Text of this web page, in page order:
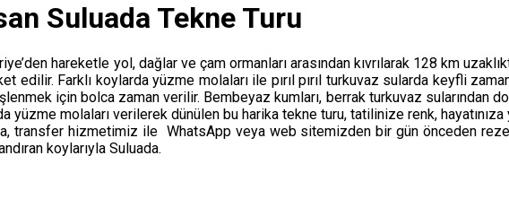
Suluada Tekne Turu
hareketle yol, dağlar ve çam ormanları arasından kıvrılarak 128 km
edilir. Farklı koylarda yüzme molaları ile pırıl pırıl turkuvaz sularda keyfli
için bolca zaman verilir. Bembeyaz kumları, berrak turkuvaz sularından
yüzme molaları verilerek dünülen bu harika tekne turu, tatilinize renk, hayatınıza
transfer hizmetimiz ile WhatsApp veya web sitemizden bir gün önceden
koylarıyla Suluada.